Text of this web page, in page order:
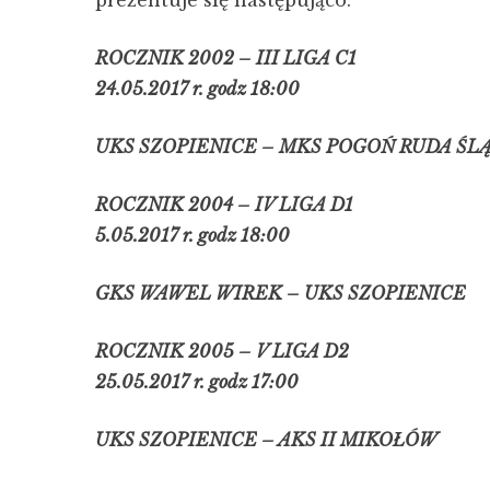
ROCZNIK 2002 – III LIGA C1
24.05.2017 r. godz 18:00
UKS SZOPIENICE – MKS POGOŃ RUDA
ROCZNIK 2004 – IV LIGA D1
5.05.2017 r. godz 18:00
GKS WAWEL WIREK – UKS SZOPIENICE
ROCZNIK 2005 – V LIGA D2
25.05.2017 r. godz 17:00
UKS SZOPIENICE – AKS II MIKOŁÓW